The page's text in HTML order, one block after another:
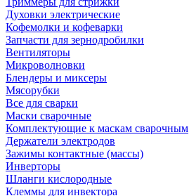
Духовки электрические
Кофемолки и кофеварки
Запчасти для зернодробилки
Вентиляторы
Микроволновки
Блендеры и миксеры
Мясорубки
Все для сварки
Маски сварочные
Комплектующие к маскам сварочным
Держатели электродов
Зажимы контактные (массы)
Инверторы
Шланги кислородные
Клеммы для инвектора